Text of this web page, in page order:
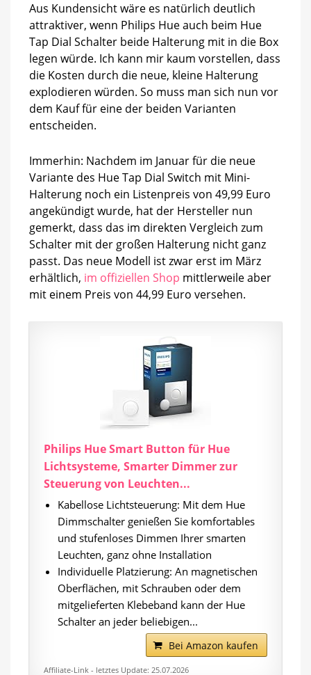
Aus Kundensicht wäre es natürlich deutlich
attraktiver, wenn Philips Hue auch beim Hue
Tap Dial Schalter beide Halterung mit in die Box
legen würde. Ich kann mir kaum vorstellen, dass
die Kosten durch die neue, kleine Halterung
explodieren würden. So muss man sich nun vor
dem Kauf für eine der beiden Varianten
entscheiden.
Immerhin: Nachdem im Januar für die neue
Variante des Hue Tap Dial Switch mit Mini-
Halterung noch ein Listenpreis von 49,99 Euro
angekündigt wurde, hat der Hersteller nun
gemerkt, dass das im direkten Vergleich zum
Schalter mit der großen Halterung nicht ganz
passt. Das neue Modell ist zwar erst im März
erhältlich, im offiziellen Shop mittlerweile aber
mit einem Preis von 44,99 Euro versehen.
Philips Hue Smart Button für Hue
Lichtsysteme, Smarter Dimmer zur
Steuerung von Leuchten...
Kabellose Lichtsteuerung: Mit dem Hue
Dimmschalter genießen Sie komfortables
und stufenloses Dimmen Ihrer smarten
Leuchten, ganz ohne Installation
Individuelle Platzierung: An magnetischen
Oberflächen, mit Schrauben oder dem
mitgelieferten Klebeband kann der Hue
Schalter an jeder beliebigen...
Bei Amazon kaufen
Affiliate-Link - letztes Update: 25.07.2026